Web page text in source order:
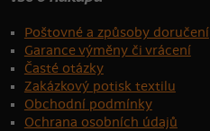
Poštovné a způsoby doručení
Garance výměny či vrácení
Časté otázky
Zakázkový potisk textilu
Obchodní podmínky
Ochrana osobních údajů